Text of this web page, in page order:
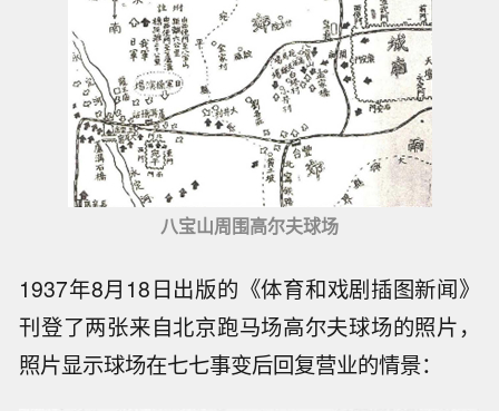
八宝山周围高尔夫球场
1937年8月18日出版的《体育和戏剧插图新闻》
刊登了两张来自北京跑马场高尔夫球场的照片，
照片显示球场在七七事变后回复营业的情景：